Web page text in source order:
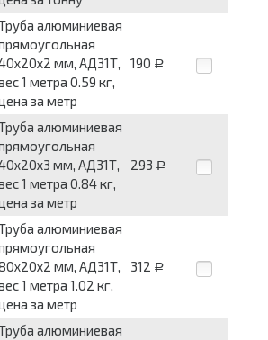
алюминиевая
мм, АД31Т,
1 метра 0.59 кг,
за метр
190 Р
алюминиевая
мм, АД31Т,
1 метра 0.84 кг,
за метр
293 Р
алюминиевая
мм, АД31Т,
1 метра 1.02 кг,
за метр
312 Р
алюминиевая